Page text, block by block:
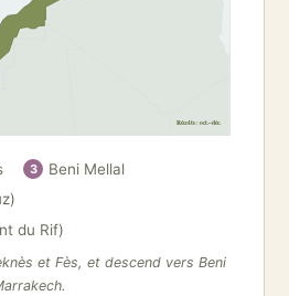
Récolte : oct.–déc.
3 Beni Mellal
du Rif)
et Fès, et descend vers Beni